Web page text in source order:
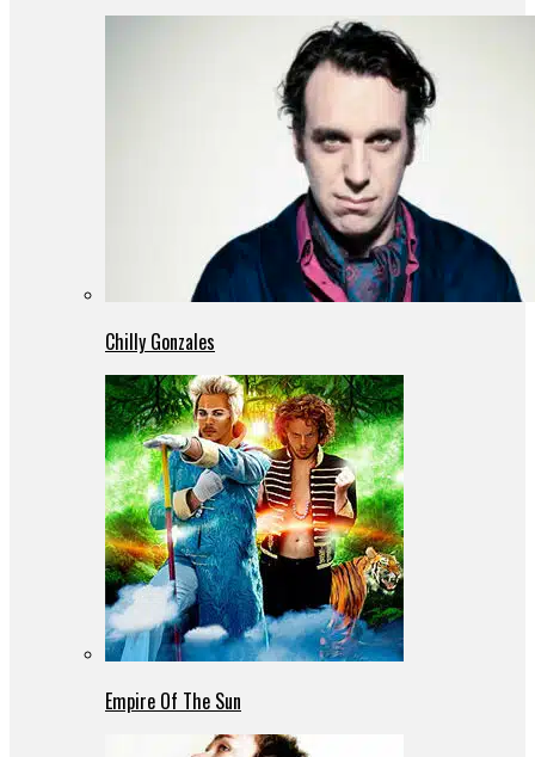
Chilly Gonzales
Empire Of The Sun